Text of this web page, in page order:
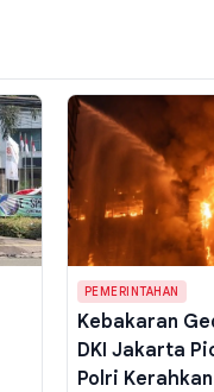
PEMERINTAHAN
Kebakaran
DKI Jakarta
Polri